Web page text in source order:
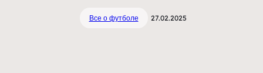
Все о футболе 27.02.2025